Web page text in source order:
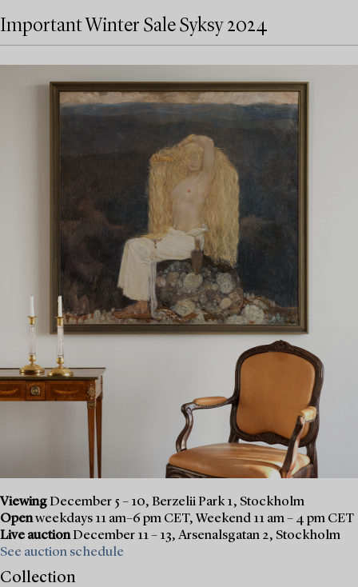
Important Winter Sale Syksy 2024
ViewingDecember 5 – 10, Berzelii Park 1, Stockholm
Openweekdays 11 am–6 pm CET, Weekend 11 am – 4 pm CET
Live auctionDecember 11 – 13, Arsenalsgatan 2, Stockholm
See auction schedule
Collection